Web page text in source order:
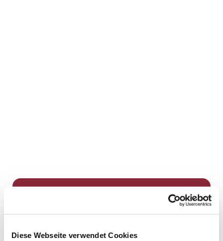
Diese Webseite verwendet Cookies
Dies könnte Sie auch